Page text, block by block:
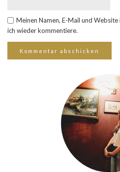
Meinen Namen, E-Mail und
ich wieder kommentiere.